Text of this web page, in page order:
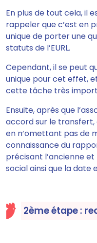
En plus de tout cela, il
rappeler que c’est en
unique de porter une
statuts de l’EURL.
Cependant, il se peut
unique pour cet effet,
cette tâche très
Ensuite, après que
accord sur le transfert,
en n’omettant pas de
connaissance du
précisant l’ancienne
social ainsi que la
2ème étape :